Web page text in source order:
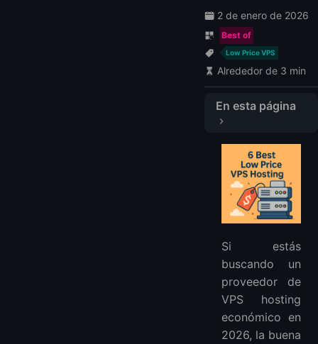
2 de enero de 2026
Best of
Low Price VPS
Alrededor de 3 min
En esta página
Si estás
buscando un
proveedor de
VPS hosting
económico en
2026, la buena